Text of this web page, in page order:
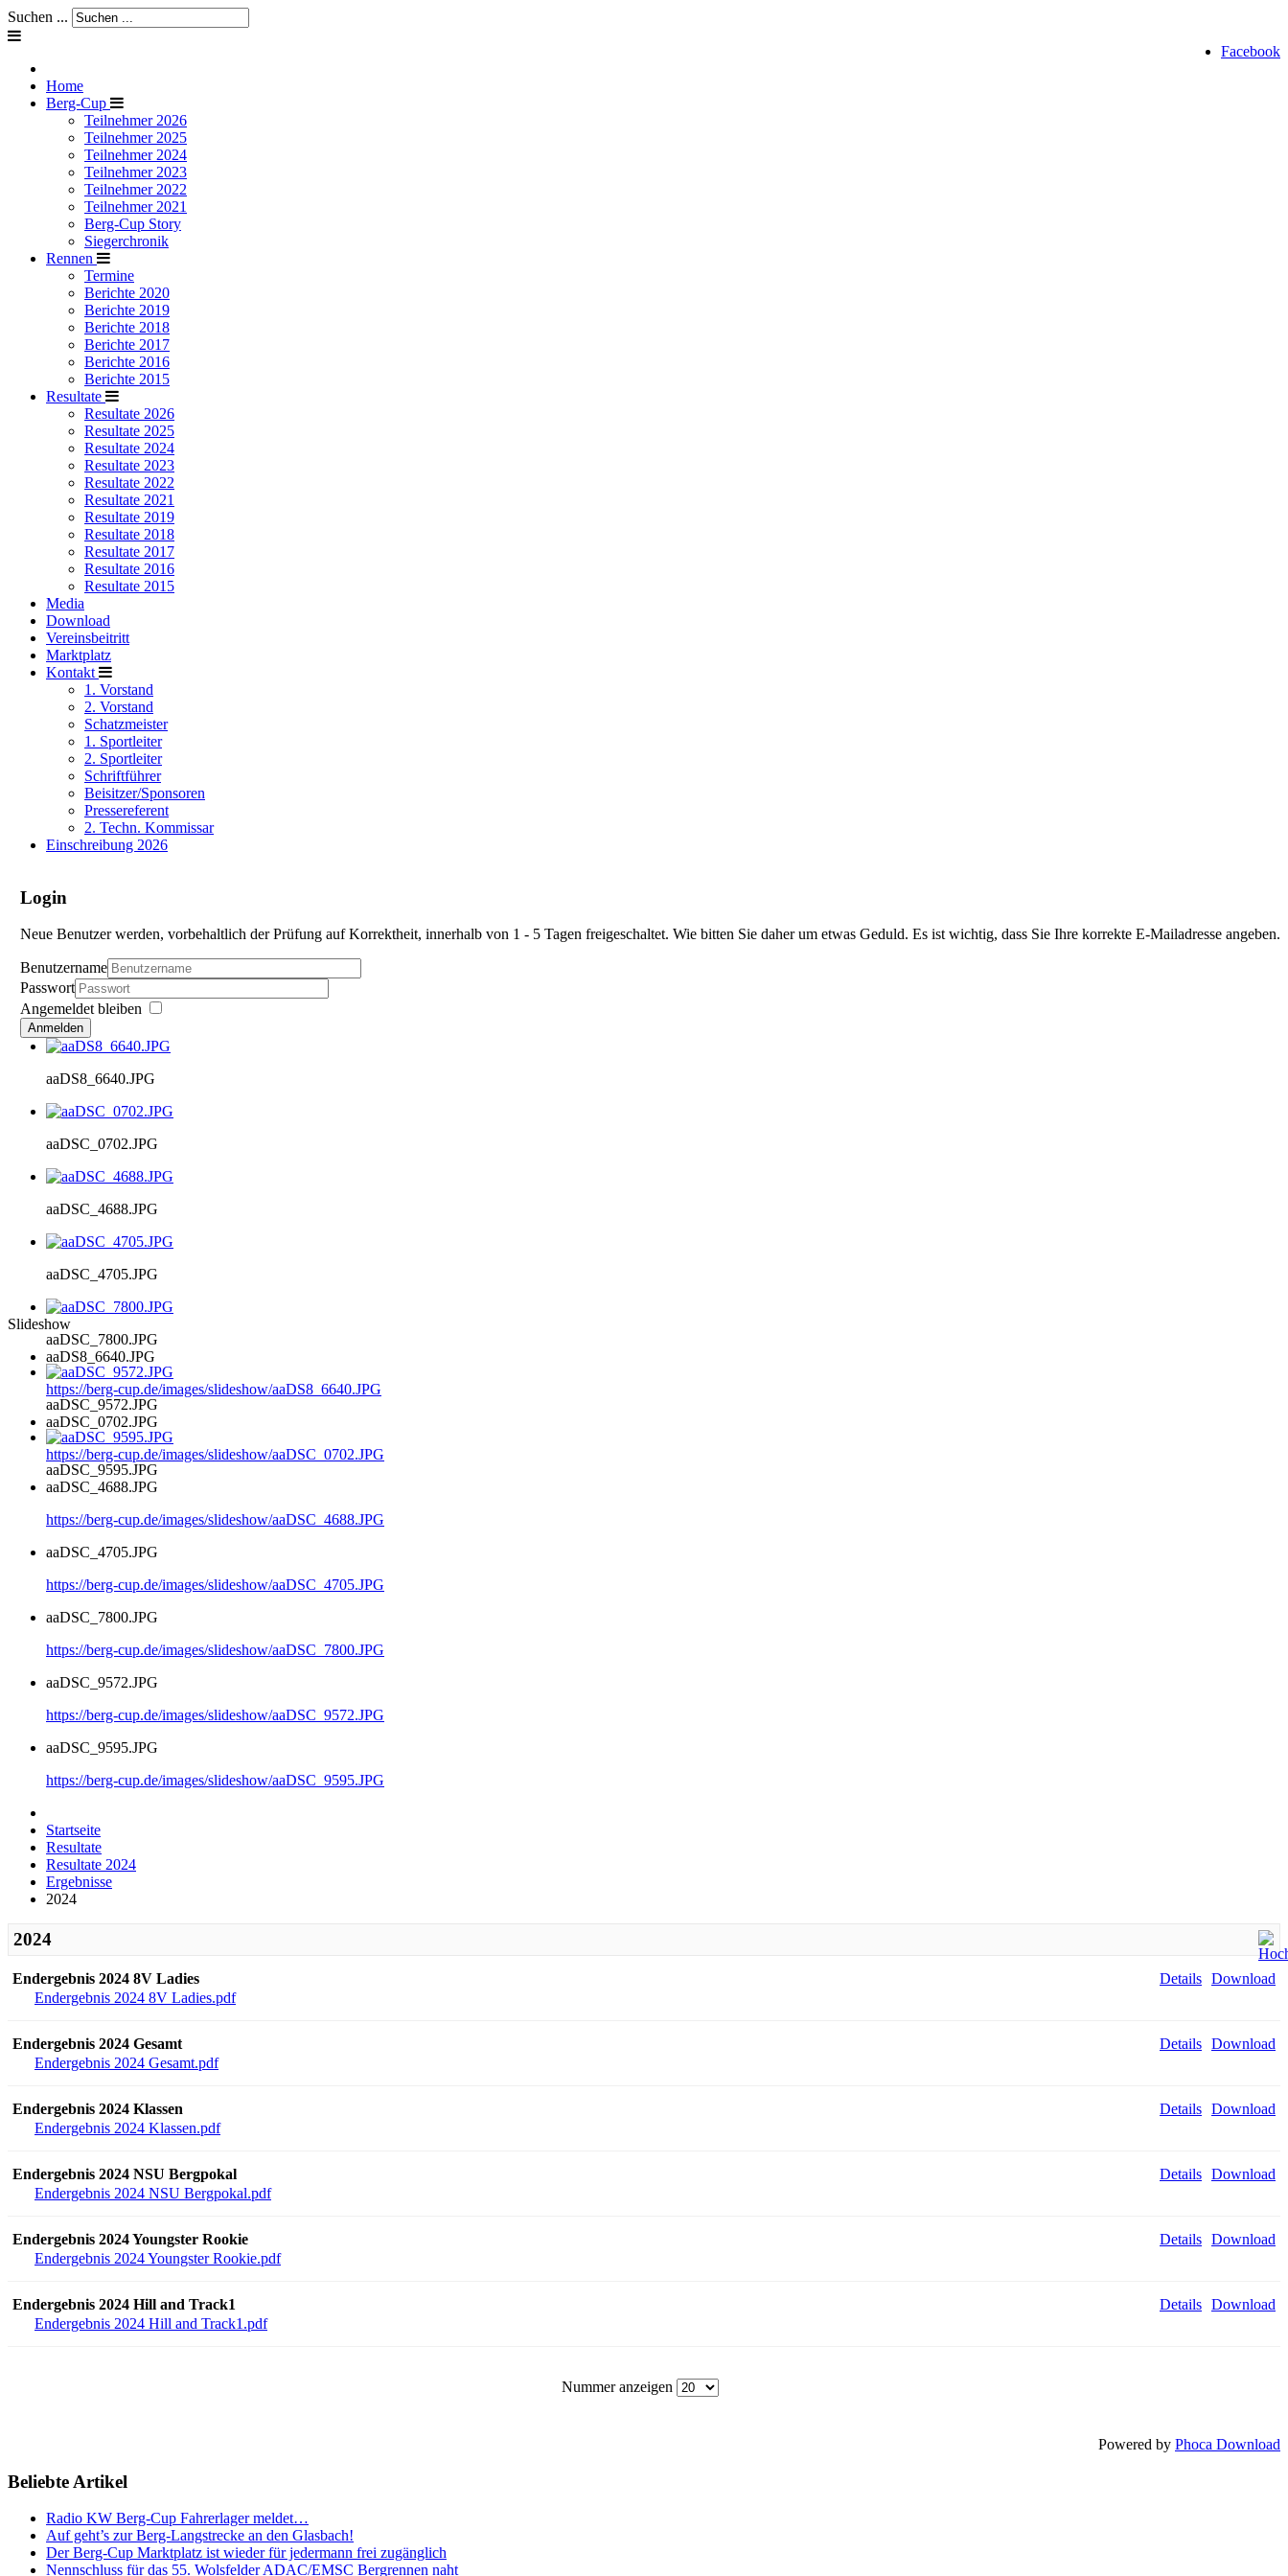
Suchen ...
Facebook
Home
Berg-Cup
Teilnehmer 2026
Teilnehmer 2025
Teilnehmer 2024
Teilnehmer 2023
Teilnehmer 2022
Teilnehmer 2021
Berg-Cup Story
Siegerchronik
Rennen
Termine
Berichte 2020
Berichte 2019
Berichte 2018
Berichte 2017
Berichte 2016
Berichte 2015
Resultate
Resultate 2026
Resultate 2025
Resultate 2024
Resultate 2023
Resultate 2022
Resultate 2021
Resultate 2019
Resultate 2018
Resultate 2017
Resultate 2016
Resultate 2015
Media
Download
Vereinsbeitritt
Marktplatz
Kontakt
1. Vorstand
2. Vorstand
Schatzmeister
1. Sportleiter
2. Sportleiter
Schriftführer
Beisitzer/Sponsoren
Pressereferent
2. Techn. Kommissar
Einschreibung 2026
Login
Neue Benutzer werden, vorbehaltlich der Prüfung auf Korrektheit, innerhalb von 1 - 5 Tagen freigeschaltet. Wie bitten Sie daher um etwas Geduld. Es ist wichtig, dass Sie Ihre korrekte E-Mailadresse angeben.
Benutzername
Passwort
Angemeldet bleiben
Anmelden
aaDS8_6640.JPG
aaDSC_0702.JPG
aaDSC_4688.JPG
aaDSC_4705.JPG
aaDSC_7800.JPG
aaDSC_9572.JPG
aaDSC_9595.JPG
Slideshow
aaDS8_6640.JPG
https://berg-cup.de/images/slideshow/aaDS8_6640.JPG
aaDSC_0702.JPG
https://berg-cup.de/images/slideshow/aaDSC_0702.JPG
aaDSC_4688.JPG
https://berg-cup.de/images/slideshow/aaDSC_4688.JPG
aaDSC_4705.JPG
https://berg-cup.de/images/slideshow/aaDSC_4705.JPG
aaDSC_7800.JPG
https://berg-cup.de/images/slideshow/aaDSC_7800.JPG
aaDSC_9572.JPG
https://berg-cup.de/images/slideshow/aaDSC_9572.JPG
aaDSC_9595.JPG
https://berg-cup.de/images/slideshow/aaDSC_9595.JPG
Startseite
Resultate
Resultate 2024
Ergebnisse
2024
2024
Endergebnis 2024 8V Ladies
Endergebnis 2024 8V Ladies.pdf
Download
Details
Endergebnis 2024 Gesamt
Endergebnis 2024 Gesamt.pdf
Download
Details
Endergebnis 2024 Klassen
Endergebnis 2024 Klassen.pdf
Download
Details
Endergebnis 2024 NSU Bergpokal
Endergebnis 2024 NSU Bergpokal.pdf
Download
Details
Endergebnis 2024 Youngster Rookie
Endergebnis 2024 Youngster Rookie.pdf
Download
Details
Endergebnis 2024 Hill and Track1
Endergebnis 2024 Hill and Track1.pdf
Download
Details
Nummer anzeigen
Powered by Phoca Download
Beliebte Artikel
Radio KW Berg-Cup Fahrerlager meldet…
Auf geht’s zur Berg-Langstrecke an den Glasbach!
Der Berg-Cup Marktplatz ist wieder für jedermann frei zugänglich
Nennschluss für das 55. Wolsfelder ADAC/EMSC Bergrennen naht